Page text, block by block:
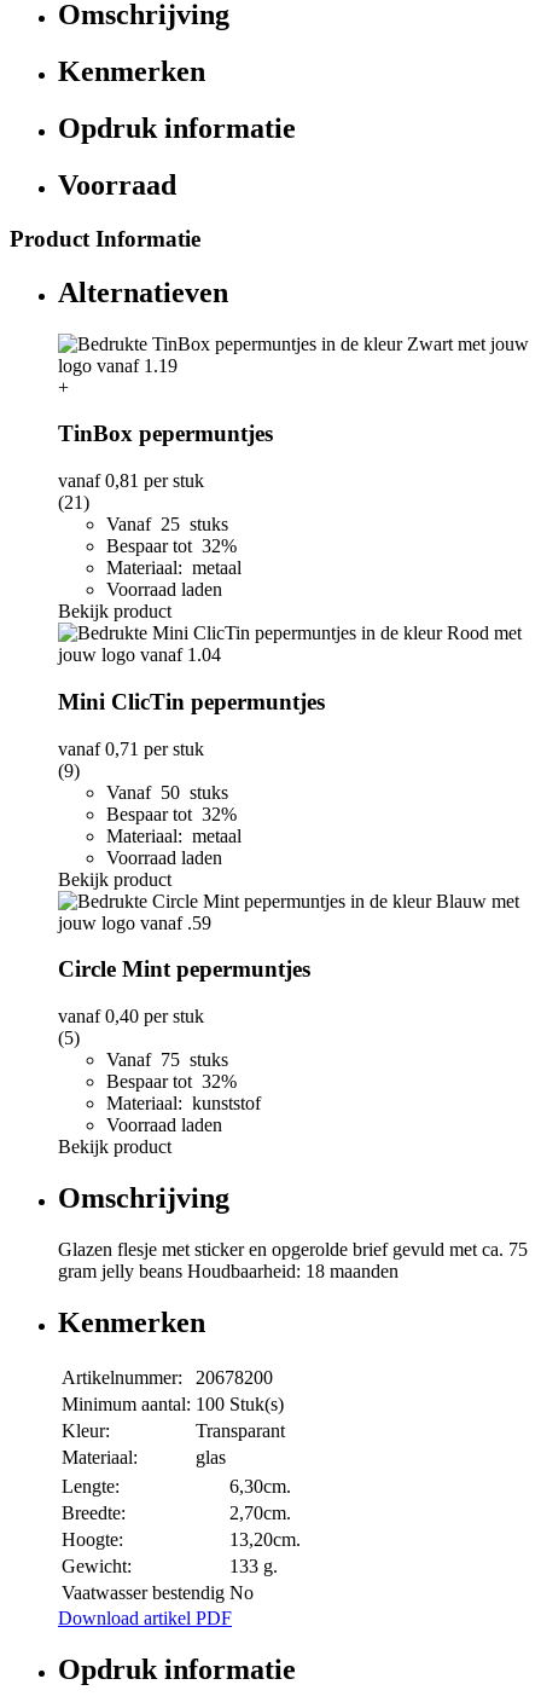
Omschrijving
Kenmerken
Opdruk informatie
Voorraad
Product Informatie
Alternatieven
+
TinBox pepermuntjes
vanaf0,81 per stuk
(21)
Vanaf 25 stuks
Bespaar tot 32%
Materiaal: metaal
Voorraad laden
Bekijk product
Mini ClicTin pepermuntjes
vanaf0,71 per stuk
(9)
Vanaf 50 stuks
Bespaar tot 32%
Materiaal: metaal
Voorraad laden
Bekijk product
Circle Mint pepermuntjes
vanaf0,40 per stuk
(5)
Vanaf 75 stuks
Bespaar tot 32%
Materiaal: kunststof
Voorraad laden
Bekijk product
Omschrijving
Glazen flesje met sticker en opgerolde brief gevuld met ca. 75
gram jelly beans Houdbaarheid: 18 maanden
Kenmerken
Artikelnummer:
20678200
Minimum aantal: 100 Stuk(s)
Kleur:
Transparant
Materiaal:
glas
Lengte:
6,30cm.
Breedte:
2,70cm.
Hoogte:
13,20cm.
Gewicht:
133 g.
Vaatwasser bestendig No
Download artikel PDF
Opdruk informatie